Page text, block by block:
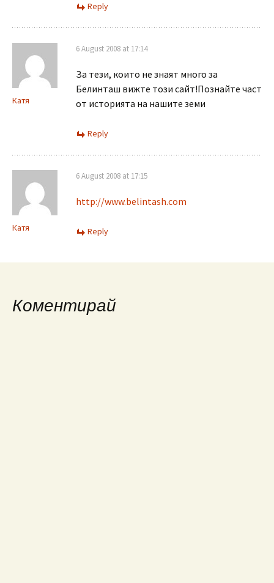
Reply
Катя
6 August 2008 at 17:14
За тези, които не знаят много за
Белинташ вижте този сайт!Познайте част
от историята на нашите земи
Reply
Катя
6 August 2008 at 17:15
http://www.belintash.com
Reply
Коментирай